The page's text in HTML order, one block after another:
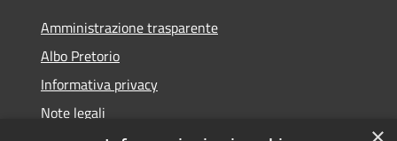
Amministrazione trasparente
Albo Pretorio
Informativa privacy
Note legali